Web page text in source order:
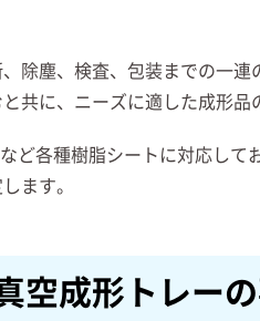
除塵、検査、包装までの一連
共に、ニーズに適した成形品
ど各種樹脂シートに対応し
ます。
空成形トレー